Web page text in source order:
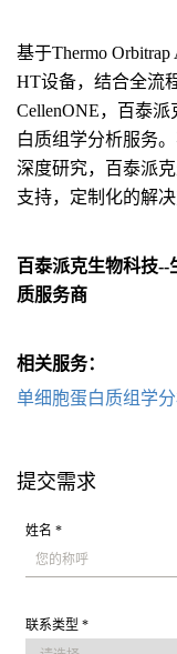
基于Thermo
HT设备，结合全流
CellenONE，百泰
白质组学分析服务
深度研究，百泰派
支持，定制化的解
百泰派克生物科技--
质服务商
相关服务：
单细胞蛋白质组学
提交需求
姓名 *
联系类型 *